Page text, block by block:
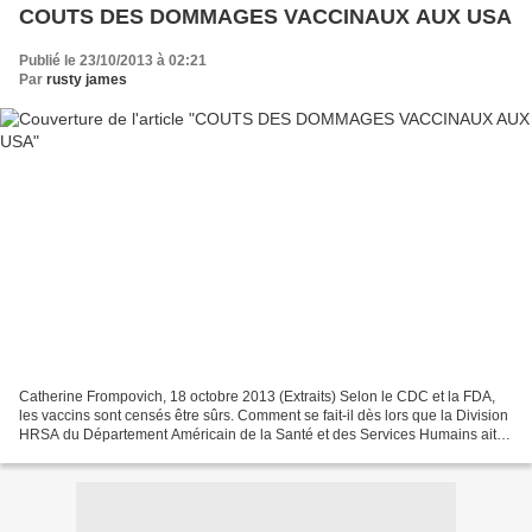
COUTS DES DOMMAGES VACCINAUX AUX USA
Publié le 23/10/2013 à 02:21
Par rusty james
Catherine Frompovich, 18 octobre 2013 (Extraits) Selon le CDC et la FDA,
les vaccins sont censés être sûrs. Comment se fait-il dès lors que la Division
HRSA du Département Américain de la Santé et des Services Humains ait